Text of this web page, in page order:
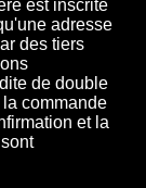
est inscrite
adresse
des tiers
de double
commande
et la